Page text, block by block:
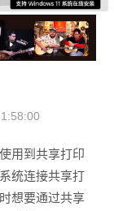
用到共享打印
统连接共享打
想要通过共享